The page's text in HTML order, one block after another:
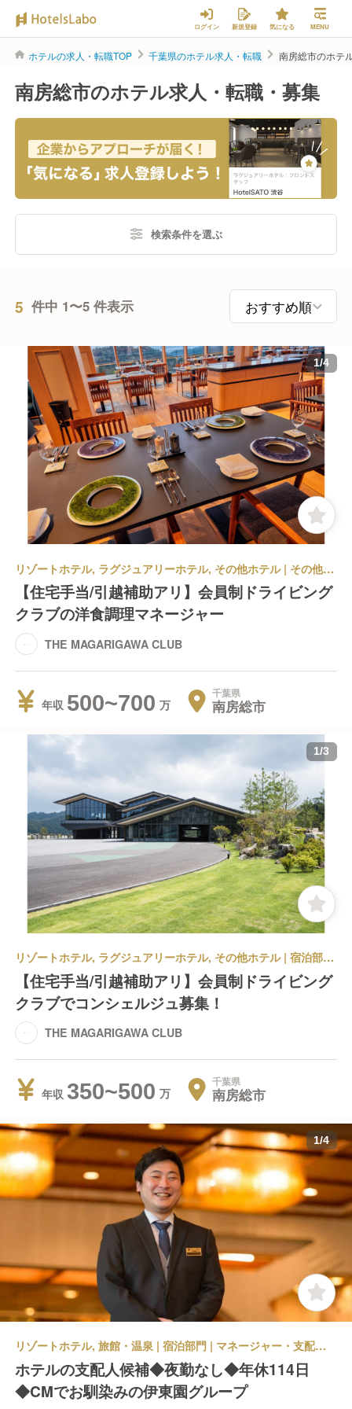
ログイン 新規登録 気になる MENU
ホテルの求人・転職TOP 千葉県のホテル求人・転職 南房総市のホテ
南房総市のホテル求人・転職・募集
検索条件を選ぶ
5 件中 1〜5 件表示
1/4
リゾートホテル, ラグジュアリーホテル, その他ホテル | その他部門 | フレンチ, 和食 | その他(仕事内容) | THE MAGARIGAWA CLUB
【住宅手当/引越補助アリ】会員制ドライビング
クラブの洋食調理マネージャー
THE MAGARIGAWA CLUB
年収 500~700 千葉県
南房総市
1/3
リゾートホテル, ラグジュアリーホテル, その他ホテル | 宿泊部門 | フレンチ, 和食 | フロントスタッフ | THE MAGARIGAWA CLUB
【住宅手当/引越補助アリ】会員制ドライビング
クラブでコンシェルジュ募集！
THE MAGARIGAWA CLUB
年収 350~500 千葉県
南房総市
1/4
リゾートホテル, 旅館・温泉 | 宿泊部門 | マネージャー・支配人・副支配人・女将 | 伊東園ホテルズ 南国ホテル
ホテルの支配人候補◆夜勤なし◆年休114日
◆CMでお馴染みの伊東園グループ